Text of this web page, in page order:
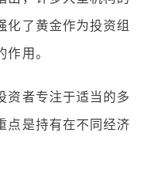
化了黄金作为投资组
用。
资者专注于适当的多
点是持有在不同经济